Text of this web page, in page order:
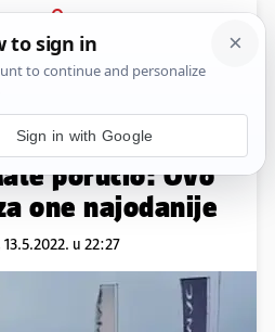
PRIJAVA
Show Komentari
driftala oko
poručio: Ovo
one najodanije
13.5.2022. u 22:27
Sign in with Google